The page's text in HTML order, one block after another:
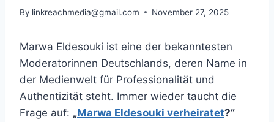
By linkreachmedia@gmail.com November 27, 2025
Marwa Eldesouki ist eine der bekanntesten
Moderatorinnen Deutschlands, deren Name in
der Medienwelt für Professionalität und
Authentizität steht. Immer wieder taucht die
Frage auf: „Marwa Eldesouki verheiratet?“